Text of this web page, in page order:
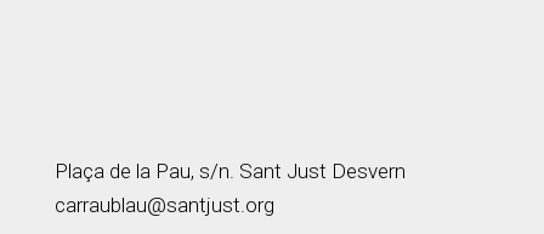
Plaça de la Pau, s/n. Sant Just Desvern
carraublau@santjust.org